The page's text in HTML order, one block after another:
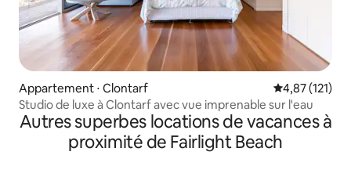
Appartement ⋅ Clontarf Évaluation
4,87 (121)
Studio de luxe à Clontarf avec vue imprenable sur l'eau
Autres superbes locations de vacances à
proximité de Fairlight Beach